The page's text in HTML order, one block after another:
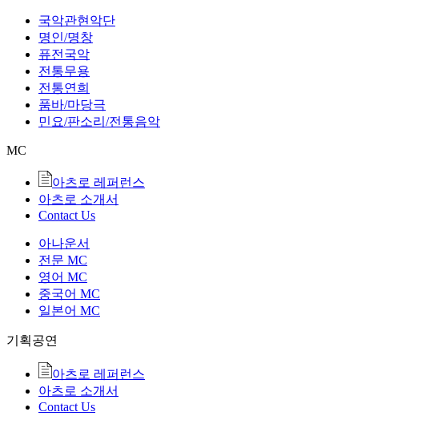
국악관현악단
명인/명창
퓨전국악
전통무용
전통연희
품바/마당극
민요/판소리/전통음악
MC
아츠로 레퍼런스
아츠로 소개서
Contact Us
아나운서
전문 MC
영어 MC
중국어 MC
일본어 MC
기획공연
아츠로 레퍼런스
아츠로 소개서
Contact Us